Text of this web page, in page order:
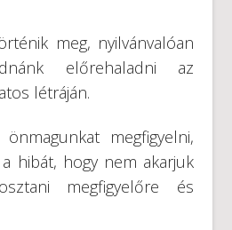
meg, nyilvánvalóan
előrehaladni az
létráján.
megfigyelni,
hibát, hogy nem akarjuk
megfigyelőre és